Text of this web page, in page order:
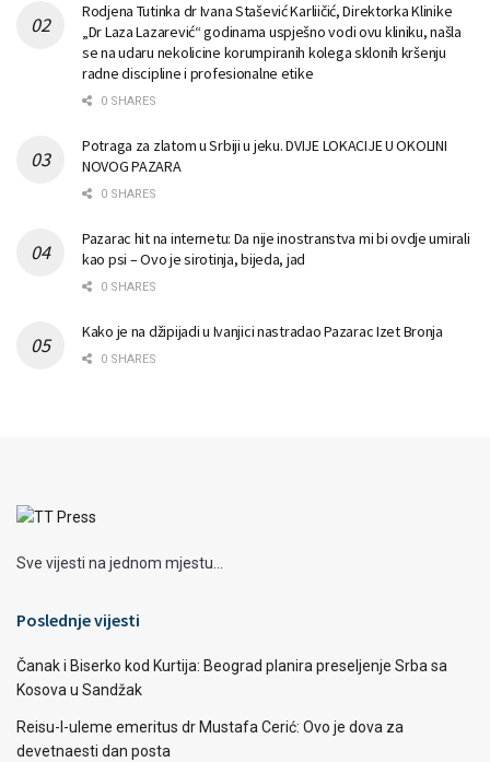
Rodjena Tutinka dr Ivana Stašević Karliičić, Direktorka Klinike
„Dr Laza Lazarević“ godinama uspješno vodi ovu kliniku, našla
se na udaru nekolicine korumpiranih kolega sklonih kršenju
radne discipline i profesionalne etike
0 SHARES
Potraga za zlatom u Srbiji u jeku. DVIJE LOKACIJE U OKOLINI
NOVOG PAZARA
0 SHARES
Pazarac hit na internetu: Da nije inostranstva mi bi ovdje umirali
kao psi – Ovo je sirotinja, bijeda, jad
0 SHARES
Kako je na džipijadi u Ivanjici nastradao Pazarac Izet Bronja
0 SHARES
Sve vijesti na jednom mjestu...
Poslednje vijesti
Čanak i Biserko kod Kurtija: Beograd planira preseljenje Srba sa
Kosova u Sandžak
Reisu-l-uleme emeritus dr Mustafa Cerić: Ovo je dova za
devetnaesti dan posta